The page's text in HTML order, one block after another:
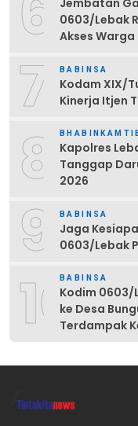
Jembatan
0603/Lebak
Akses
7 BABINSA
Kodam XIX/
Kinerja Itjen
8
Kapolres
Tanggap
2026
9 BABINSA
Jaga
0603/Lebak
10BABINSA
Kodim 0603/
ke Desa
Terdampak